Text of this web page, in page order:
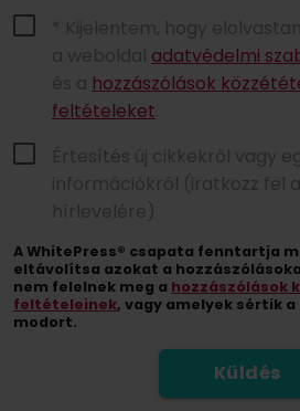
* Kijelentem, hogy
a weboldal adatvédelmi
és a hozzászólások
feltételeket
Értesítés új cikkekről vagy
információkról (iratkozz fel
hírlevelére)
A WhitePress® csapata fenntartja
eltávolítsa azokat a
nem felelnek meg a hozzászólások
feltételeinek, vagy amelyek sértik
modort.
Küldés